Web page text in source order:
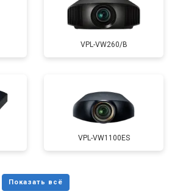
VPL-VW260/B
VPL-VW1100ES